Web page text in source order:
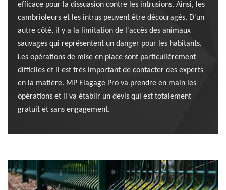
efficace pour la dissuasion contre les intrusions. Ainsi, les
cambrioleurs et les intrus peuvent être découragés. D'un
autre côté, il y a la limitation de l'accès des animaux
sauvages qui représentent un danger pour les habitants.
Les opérations de mise en place sont particulièrement
difficiles et il est très important de contacter des experts
en la matière. MP Elagage Pro va prendre en main les
opérations et il va établir un devis qui est totalement
gratuit et sans engagement.